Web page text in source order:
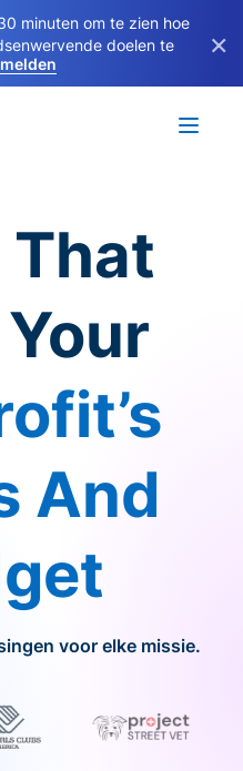
minuten om te zien hoe
doelen te
×
That
And
voor elke missie.